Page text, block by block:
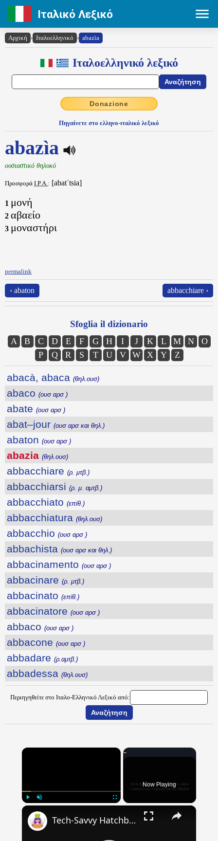
Ιταλικό Λεξικό
Αρχική › Ιταλοελληνικό › abazìa
Ιταλοελληνικό λεξικό
Donazione
Πηγαίνετε στο ελληνο-ιταλικό λεξικό
abazìa
ουσιαστικό θηλυκό
Προσφορά I.P.A.: [abatˈtsia]
1 μονή
2 αβαείο
3 μοναστήρι
permalink
‹ abaton abbacchiare ›
Sfoglia il dizionario
A B C D E F G H I J K L M N
O
P
Q R S T U V W X Y Z
abacà, abaca (θηλ.ουσ)
abaco (ουσ αρσ )
abate (ουσ αρσ )
abat–jour (ουσ αρσ και θηλ.)
abaton (ουσ αρσ )
abazia (θηλ.ουσ)
abbacchiare (ρ. μτβ.)
abbacchiarsi (ρ. μ. αμτβ.)
abbacchiato (επίθ.)
abbacchiatura (θηλ.ουσ)
abbacchio (ουσ αρσ )
abbachista (ουσ αρσ και θηλ.)
abbacinamento (ουσ αρσ )
abbacinare (ρ. μτβ.)
abbacinato (επίθ.)
abbacinatore (ουσ αρσ )
abbaco (ουσ αρσ )
abbacone (ουσ αρσ )
abbadare (ρ.αμτβ.)
abbadessa (θηλ.ουσ)
Περιηγηθείτε στο Ιταλο-Ελληνικό Λεξικό από:
×
Now Playing
×
Tech-Savvy Hatchbacks: The Latest Connectivity Features on the Market